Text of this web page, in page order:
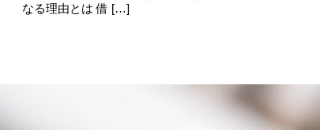
なる理由とは 借 […]